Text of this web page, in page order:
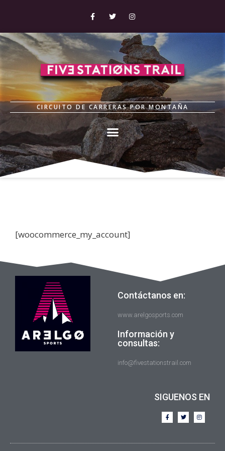
CIRCUITO DE CARRERAS POR MONTAÑA
[woocommerce_my_account]
Contáctanos en:
www.arelgosports.com
Información y
consultas:
info@fivestationstrail.com
SIGUENOS EN